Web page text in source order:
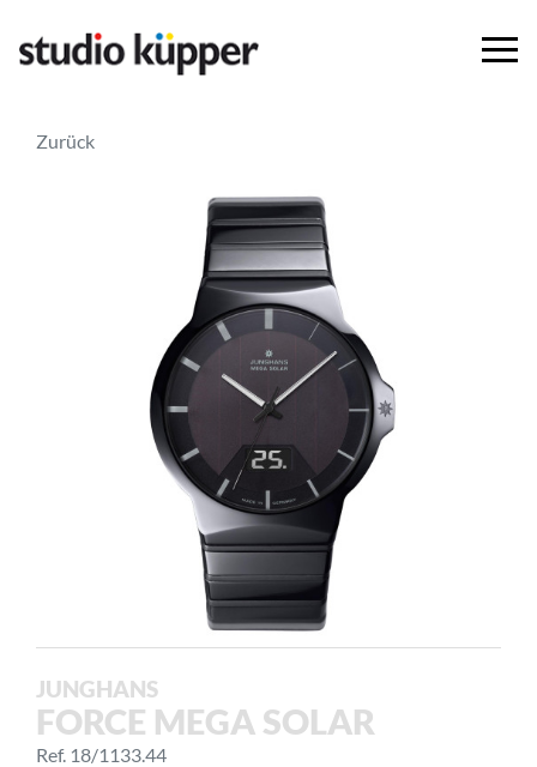
Zurück
JUNGHANS
FORCE MEGA SOLAR
Ref. 18/1133.44